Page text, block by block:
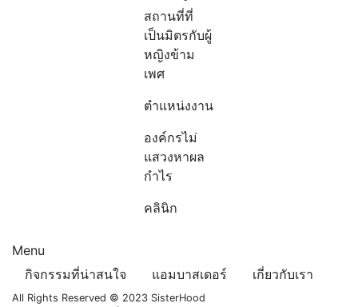
สถานที่ที่
เป็นมิตรกับผู้
หญิงข้าม
เพศ
ตำแหน่งงาน
องค์กรไม่
แสวงหาผล
กำไร
คลินิก
Menu
กิจกรรมที่น่าสนใจ
แอมบาสเดอร์ เกี่ยวกับเรา
All Rights Reserved © 2023 SisterHood